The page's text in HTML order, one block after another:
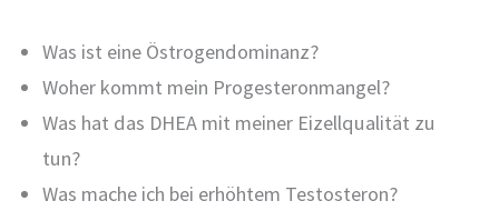
Was ist eine Östrogendominanz?
Woher kommt mein Progesteronmangel?
Was hat das DHEA mit meiner Eizellqualität zu
tun?
Was mache ich bei erhöhtem Testosteron?